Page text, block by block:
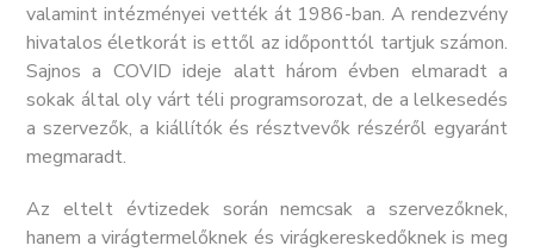
valamint intézményei vették át 1986-ban. A rendezvény
hivatalos életkorát is ettől az időponttól tartjuk számon.
Sajnos a COVID ideje alatt három évben elmaradt a
sokak által oly várt téli programsorozat, de a lelkesedés
a szervezők, a kiállítók és résztvevők részéről egyaránt
megmaradt.
Az eltelt évtizedek során nemcsak a szervezőknek,
hanem a virágtermelőknek és virágkereskedőknek is meg